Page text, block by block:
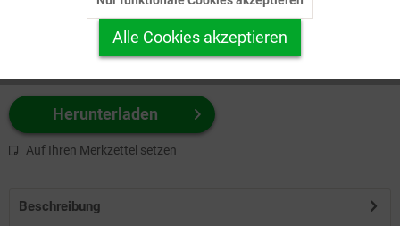
Herunterladen
Auf Ihren Merkzettel setzen
Beschreibung
Personalisierung Inaktiv
Service
Alle Cookies akzeptieren